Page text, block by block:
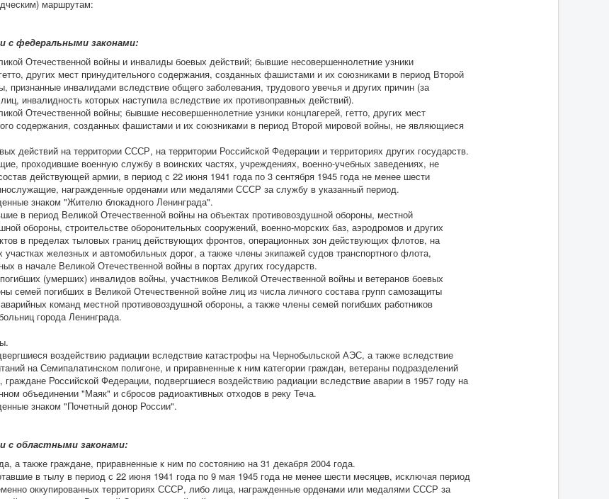
маршрутам:
с федеральными законами:
Отечественной войны и инвалиды боевых действий; бывшие несовершеннолетние узники
других мест принудительного содержания, созданных фашистами и их союзниками в период Второй
признанные инвалидами вследствие общего заболевания, трудового увечья и других причин (за
инвалидность которых наступила вследствие их противоправных действий).
Отечественной войны; бывшие несовершеннолетние узники концлагерей, гетто, других мест
содержания, созданных фашистами и их союзниками в период Второй мировой войны, не являющиеся
действий на территории СССР, на территории Российской Федерации и территориях других государств.
проходившие военную службу в воинских частях, учреждениях, военно-учебных заведениях, не
действующей армии, в период с 22 июня 1941 года по 3 сентября 1945 года не менее шести
награжденные орденами или медалями СССР за службу в указанный период.
знаком "Жителю блокадного Ленинграда".
в период Великой Отечественной войны на объектах противовоздушной обороны, местной
обороны, строительстве оборонительных сооружений, военно-морских баз, аэродромов и других
в пределах тыловых границ действующих фронтов, операционных зон действующих флотов, на
участках железных и автомобильных дорог, а также члены экипажей судов транспортного флота,
в начале Великой Отечественной войны в портах других государств.
(умерших) инвалидов войны, участников Великой Отечественной войны и ветеранов боевых
семей погибших в Великой Отечественной войне лиц из числа личного состава групп самозащиты
команд местной противовоздушной обороны, а также члены семей погибших работников
города Ленинграда.
воздействию радиации вследствие катастрофы на Чернобыльской АЭС, а также вследствие
на Семипалатинском полигоне, и приравненные к ним категории граждан, ветераны подразделений
граждане Российской Федерации, подвергшиеся воздействию радиации вследствие аварии в 1957 году на
объединении "Маяк" и сбросов радиоактивных отходов в реку Теча.
знаком "Почетный донор России".
с областными законами:
а также граждане, приравненные к ним по состоянию на 31 декабря 2004 года.
в тылу в период с 22 июня 1941 года по 9 мая 1945 года не менее шести месяцев, исключая период
оккупированных территориях СССР, либо лица, награжденные орденами или медалями СССР за